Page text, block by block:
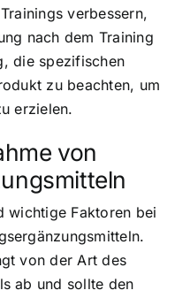
verbessern,
nach dem Training
die spezifischen
zu beachten, um
erzielen.
von
wichtige Faktoren bei
von der Art des
ab und sollte den